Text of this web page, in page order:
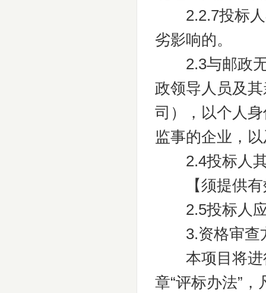
2.2.7投标人
劣影响的。
2.3与邮政无
政领导人员及
司），以个人
监事的企业，
2.4投标人其
【须提供有
2.5投标人应
3.资格审查
本项目将进
章“评标办法”